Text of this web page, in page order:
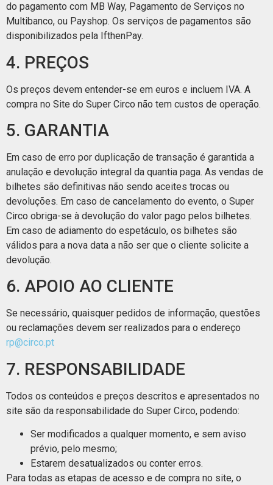
do pagamento com MB Way, Pagamento de Serviços no
Multibanco, ou Payshop. Os serviços de pagamentos são
disponibilizados pela IfthenPay.
4. PREÇOS
Os preços devem entender-se em euros e incluem IVA. A
compra no Site do Super Circo não tem custos de operação.
5. GARANTIA
Em caso de erro por duplicação de transação é garantida a
anulação e devolução integral da quantia paga. As vendas de
bilhetes são definitivas não sendo aceites trocas ou
devoluções. Em caso de cancelamento do evento, o Super
Circo obriga-se à devolução do valor pago pelos bilhetes.
Em caso de adiamento do espetáculo, os bilhetes são
válidos para a nova data a não ser que o cliente solicite a
devolução.
6. APOIO AO CLIENTE
Se necessário, quaisquer pedidos de informação, questões
ou reclamações devem ser realizados para o endereço
rp@circo.pt
7. RESPONSABILIDADE
Todos os conteúdos e preços descritos e apresentados no
site são da responsabilidade do Super Circo, podendo:
Ser modificados a qualquer momento, e sem aviso
prévio, pelo mesmo;
Estarem desatualizados ou conter erros.
Para todas as etapas de acesso e de compra no site, o